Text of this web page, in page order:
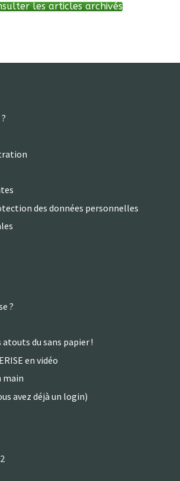
les articles archivés
des données personnelles
?
du sans papier !
en vidéo
main
avez déjà un login)